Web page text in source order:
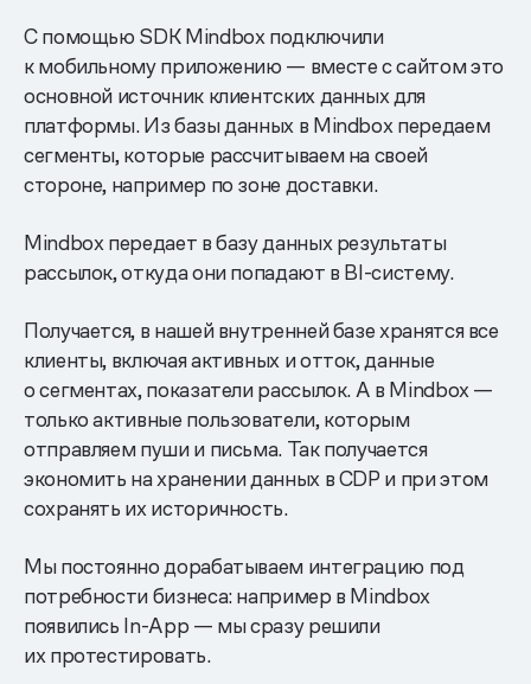
С помощью SDK Mindbox подключили
к мобильному приложению — вместе с сайтом это
основной источник клиентских данных для
платформы. Из базы данных в Mindbox передаем
сегменты, которые рассчитываем на своей
стороне, например по зоне доставки.
Mindbox передает в базу данных результаты
рассылок, откуда они попадают в BI-систему.
Получается, в нашей внутренней базе хранятся все
клиенты, включая активных и отток, данные
о сегментах, показатели рассылок. А в Mindbox —
только активные пользователи, которым
отправляем пуши и письма. Так получается
экономить на хранении данных в CDP и при этом
сохранять их историчность.
Мы постоянно дорабатываем интеграцию под
потребности бизнеса: например в Mindbox
появились In-App — мы сразу решили
их протестировать.